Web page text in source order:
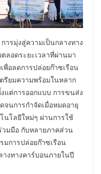
รมุ่งสู่ความเป็นกลางทาง
ลอดระยะเวลาที่ผ่านมา
พื่อลดการปล่อยก๊าซเรือน
รียมความพร้อมในหลาก
แต่การออกแบบ การขนส่ง
นการกำจัดเมื่อหมดอายุ
นโลยีใหม่ๆ ผ่านการใช้
มมือ กับหลายภาคส่วน
มการปล่อยก๊าซเรือน
งทางคาร์บอนภายในปี